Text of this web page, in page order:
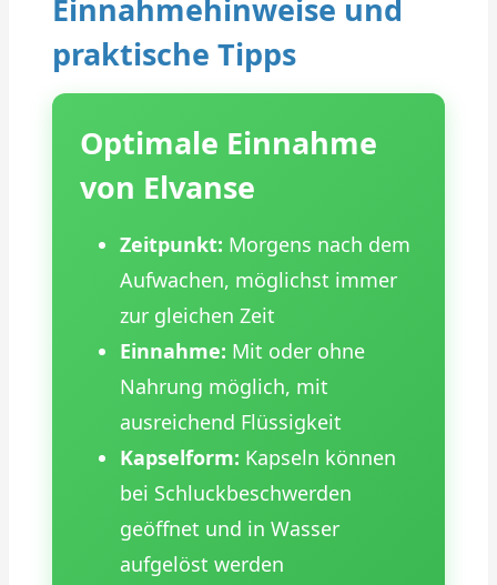
Einnahmehinweise und
praktische Tipps
Optimale Einnahme
von Elvanse
Zeitpunkt: Morgens nach dem
Aufwachen, möglichst immer
zur gleichen Zeit
Einnahme: Mit oder ohne
Nahrung möglich, mit
ausreichend Flüssigkeit
Kapselform: Kapseln können
bei Schluckbeschwerden
geöffnet und in Wasser
aufgelöst werden